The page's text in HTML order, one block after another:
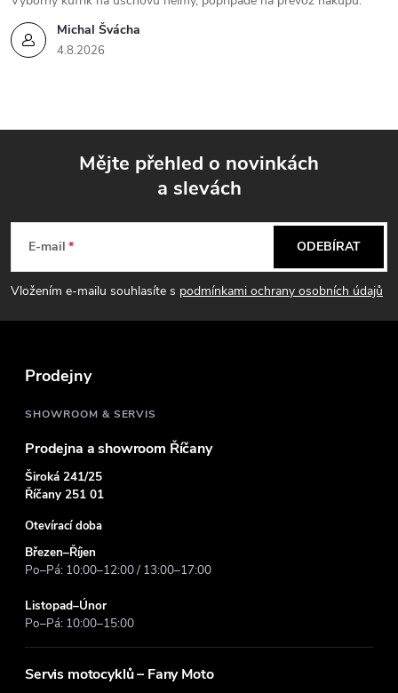
Michal Švácha
4.8.2026
p
a
Mějte přehled o novinkách
a slevách
E-mail
Vložením e-mailu souhlasíte s podmínkami ochrany osobních údajů
ODEBÍRAT
Prodejny
SHOWROOM & SERVIS
Prodejna a showroom Říčany
Široká 241/25
Říčany 251 01
Otevírací doba
Březen–Říjen
Po–Pá: 10:00–12:00 / 13:00–17:00
Listopad–Únor
Po–Pá: 10:00–15:00
Servis motocyklů – Fany Moto